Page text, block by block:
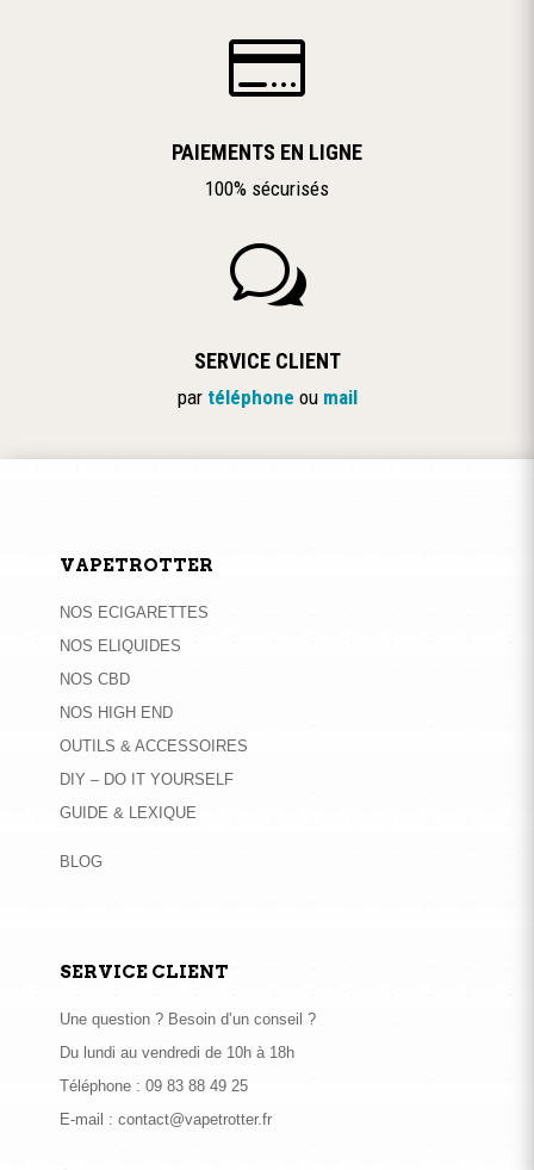

PAIEMENTS EN LIGNE
100% sécurisés
w
SERVICE CLIENT
par téléphone ou mail
VAPETROTTER
NOS ECIGARETTES
NOS ELIQUIDES
NOS CBD
NOS HIGH END
OUTILS & ACCESSOIRES
DIY – DO IT YOURSELF
GUIDE & LEXIQUE
BLOG
SERVICE CLIENT
Une question ? Besoin d’un conseil ?
Du lundi au vendredi de 10h à 18h
Téléphone : 09 83 88 49 25
E-mail : contact@vapetrotter.fr